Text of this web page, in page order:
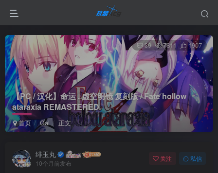
【PC / 汉化】命运 . 虚空明镜 复刻版 / Fate hollow
ataraxia REMASTERED
首页 Gal 正文
39 7811 1907
绯玉丸
10个月前发布
关注 私信